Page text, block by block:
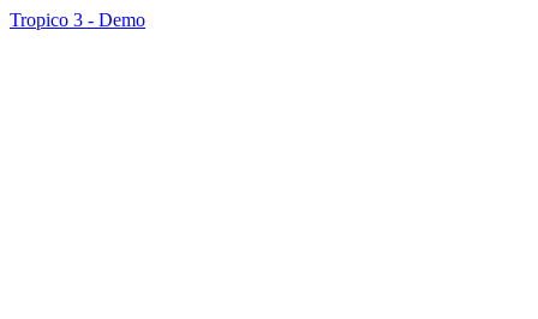
Tropico 3 - Demo